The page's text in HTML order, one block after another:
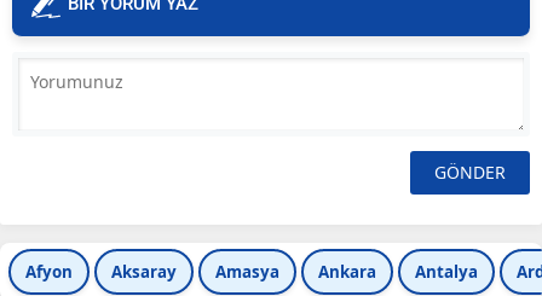
Afyon Aksaray Amasya Ankara Antalya